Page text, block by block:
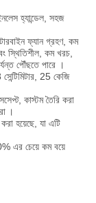
হ্যান্ডেল, সহজ
ফ্যান গ্রহণ, কম
স্থিতিশীল, কম খরচ,
পৌঁছতে পারে ।
25 কেজি
কাস্টম তৈরি করা
।
হয়েছে, যা এটি
এর চেয়ে কম বয়ে